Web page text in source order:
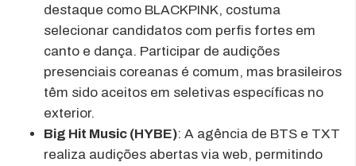
destaque como BLACKPINK, costuma
selecionar candidatos com perfis fortes em
canto e dança. Participar de audições
presenciais coreanas é comum, mas brasileiros
têm sido aceitos em seletivas específicas no
exterior.
Big Hit Music (HYBE): A agência de BTS e TXT
realiza audições abertas via web, permitindo